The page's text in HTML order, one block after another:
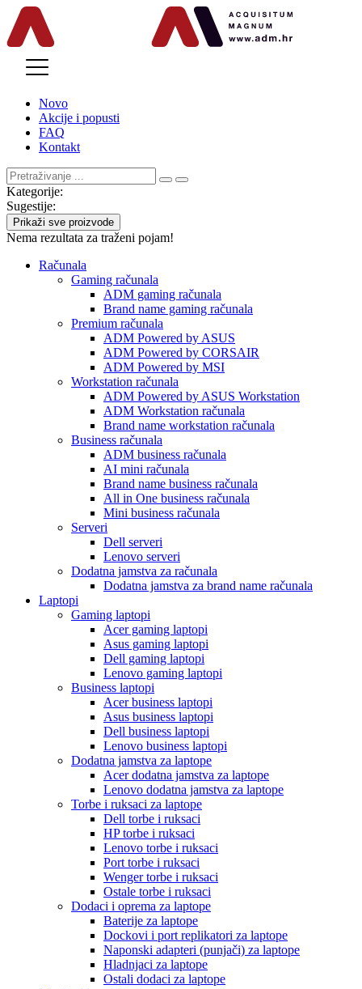
Novo
Akcije i popusti
FAQ
Kontakt
Kategorije:
Sugestije:
Prikaži sve proizvode
Nema rezultata za traženi pojam!
Računala
Gaming računala
ADM gaming računala
Brand name gaming računala
Premium računala
ADM Powered by ASUS
ADM Powered by CORSAIR
ADM Powered by MSI
Workstation računala
ADM Powered by ASUS Workstation
ADM Workstation računala
Brand name workstation računala
Business računala
ADM business računala
AI mini računala
Brand name business računala
All in One business računala
Mini business računala
Serveri
Dell serveri
Lenovo serveri
Dodatna jamstva za računala
Dodatna jamstva za brand name računala
Laptopi
Gaming laptopi
Acer gaming laptopi
Asus gaming laptopi
Dell gaming laptopi
Lenovo gaming laptopi
Business laptopi
Acer business laptopi
Asus business laptopi
Dell business laptopi
Lenovo business laptopi
Dodatna jamstva za laptope
Acer dodatna jamstva za laptope
Lenovo dodatna jamstva za laptope
Torbe i ruksaci za laptope
Dell torbe i ruksaci
HP torbe i ruksaci
Lenovo torbe i ruksaci
Port torbe i ruksaci
Wenger torbe i ruksaci
Ostale torbe i ruksaci
Dodaci i oprema za laptope
Baterije za laptope
Dockovi i port replikatori za laptope
Naponski adapteri (punjači) za laptope
Hladnjaci za laptope
Ostali dodaci za laptope